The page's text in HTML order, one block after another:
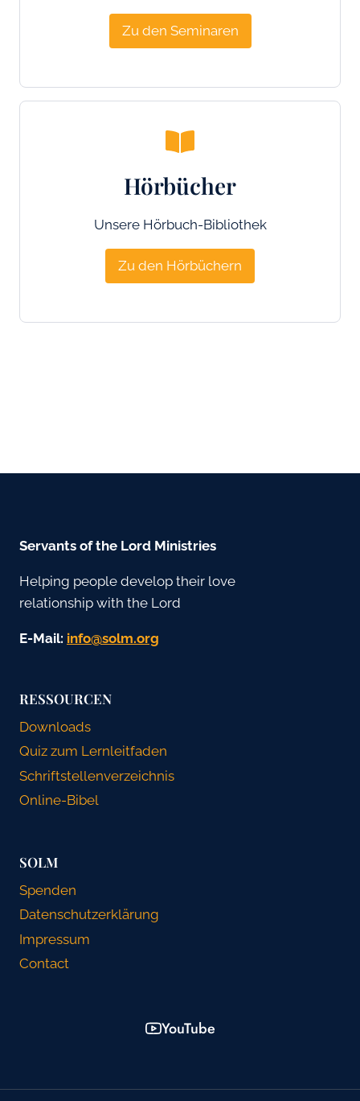
Zu den Seminaren
Hörbücher
Unsere Hörbuch-Bibliothek
Zu den Hörbüchern
Servants of the Lord Ministries
Helping people develop their love
relationship with the Lord
E-Mail: gro.mlos@ofni
RESSOURCEN
Downloads
Quiz zum Lernleitfaden
Schriftstellenverzeichnis
Online-Bibel
SOLM
Spenden
Datenschutzerklärung
Impressum
Contact
YouTube